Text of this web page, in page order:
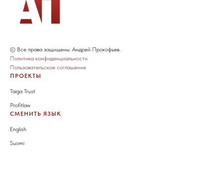
© Все права защищены. Андрей Прокофьев.
Политика конфиденциальности
Пользовательское соглашение
ПРОЕКТЫ
Taiga Trust
Profitlaw
СМЕНИТЬ ЯЗЫК
English
Suomi